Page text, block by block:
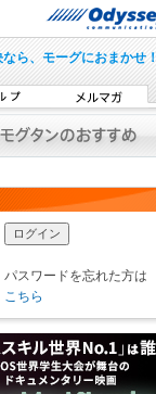
ら、モーグにおまかせ！
パスワードを忘れた方は
こちら